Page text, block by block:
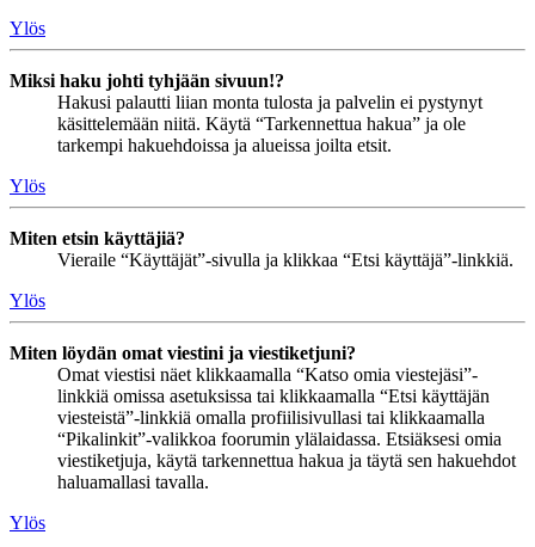
Ylös
Miksi haku johti tyhjään sivuun!?
Hakusi palautti liian monta tulosta ja palvelin ei pystynyt
käsittelemään niitä. Käytä “Tarkennettua hakua” ja ole
tarkempi hakuehdoissa ja alueissa joilta etsit.
Ylös
Miten etsin käyttäjiä?
Vieraile “Käyttäjät”-sivulla ja klikkaa “Etsi käyttäjä”-linkkiä.
Ylös
Miten löydän omat viestini ja viestiketjuni?
Omat viestisi näet klikkaamalla “Katso omia viestejäsi”-
linkkiä omissa asetuksissa tai klikkaamalla “Etsi käyttäjän
viesteistä”-linkkiä omalla profiilisivullasi tai klikkaamalla
“Pikalinkit”-valikkoa foorumin ylälaidassa. Etsiäksesi omia
viestiketjuja, käytä tarkennettua hakua ja täytä sen hakuehdot
haluamallasi tavalla.
Ylös